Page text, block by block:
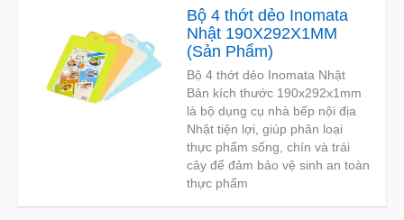
Bộ 4 thớt dẻo Inomata
Nhật 190X292X1MM
(Sản Phẩm)
Bộ 4 thớt dẻo Inomata Nhật
Bản kích thước 190x292x1mm
là bộ dụng cụ nhà bếp nội địa
Nhật tiện lợi, giúp phân loại
thực phẩm sống, chín và trái
cây để đảm bảo vệ sinh an toàn
thực phẩm